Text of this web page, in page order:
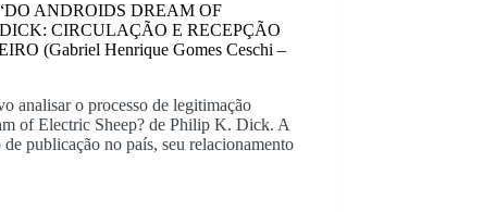
ANDROIDS DREAM OF
CIRCULAÇÃO E RECEPÇÃO
(Gabriel Henrique Gomes Ceschi –
analisar o processo de legitimação
of Electric Sheep? de Philip K. Dick. A
publicação no país, seu relacionamento